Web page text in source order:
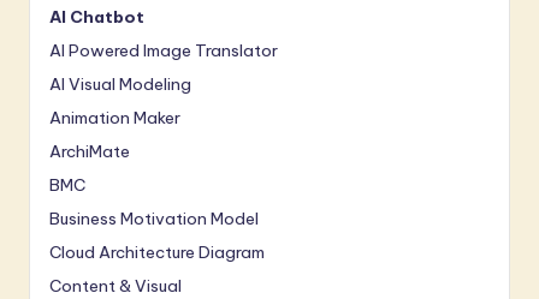
AI Chatbot
AI Powered Image Translator
AI Visual Modeling
Animation Maker
ArchiMate
BMC
Business Motivation Model
Cloud Architecture Diagram
Content & Visual